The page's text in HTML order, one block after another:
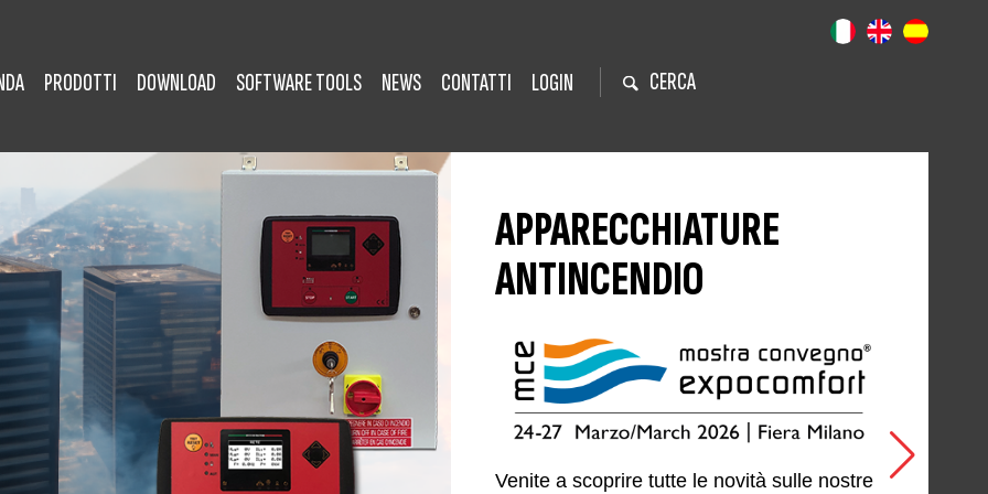
PRODOTTI DOWNLOAD SOFTWARE TOOLS NEWS CONTATTI LOGIN CERCA
APPARECCHIATURE
ANTINCENDIO
Venite a scoprire tutte le novità sulle nostre